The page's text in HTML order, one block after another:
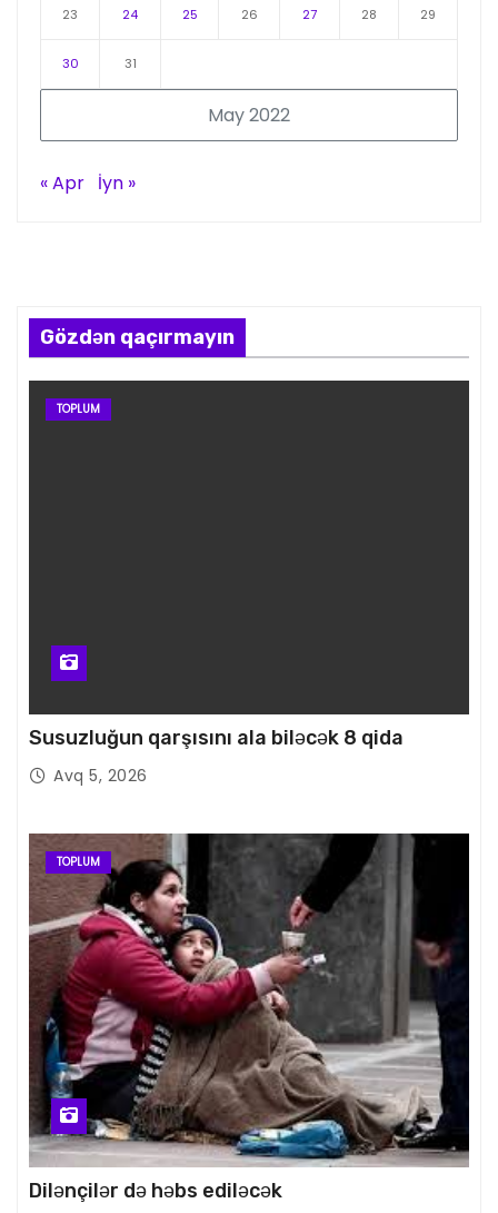
May 2022
23 24 25 26 27 28 29
30 31
« Apr İyn »
Gözdən qaçırmayın
TOPLUM
Susuzluğun qarşısını ala biləcək 8 qida
Avq 5, 2026
TOPLUM
Dilənçilər də həbs ediləcək